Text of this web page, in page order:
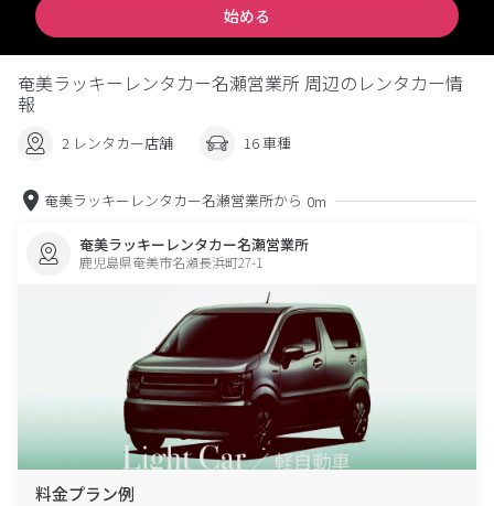
始める
奄美ラッキーレンタカー名瀬営業所 周辺のレンタカー情
報
2 レンタカー店舗 16 車種
奄美ラッキーレンタカー名瀬営業所から 0m
奄美ラッキーレンタカー名瀬営業所
鹿児島県奄美市名瀬長浜町27-1
料金プラン例